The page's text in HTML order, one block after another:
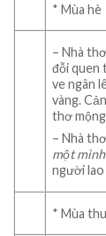
* Mùa hè
– Nhà
đỗi quen
ve ngân
vàng.
thơ
– Nhà
một
người
* Mùa thu